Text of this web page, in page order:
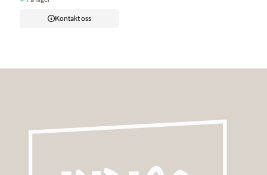
Kontakt oss